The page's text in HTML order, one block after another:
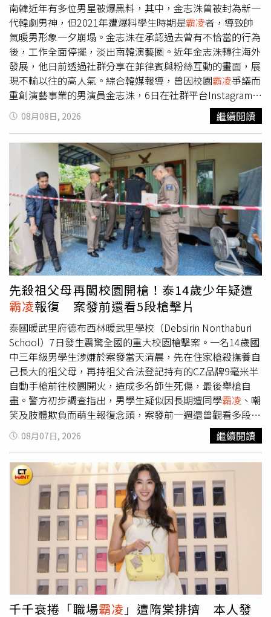
南韓近年有多位男星被爆黑料，其中，金志洙曾被封為新一
代韓劇男神，但2021年遭爆料學生時期是霸凌者，導致帥
氣暖男形象一夕崩塌。金志洙在承認過去曾有不恰當的行為
後，工作全面停擺，淡出南韓演藝圈。近年金志洙轉往海外
發展，他日前透過社群分享在菲律賓與粉絲互動的畫面，展
現不輸以往的高人氣。綜合韓媒報導，曾因校園霸凌爭議而
重創演藝事業的男演員金志洙，6日在社群平台Instagram公
開多張現身菲律賓馬尼拉參加品牌活動的照片；儘管活動當
日天候不佳，但他依舊親切地向現場熱情支持的海外粉絲揮
手致意，並積極配合產品宣傳。看得出來金志洙雖然在南韓
的演藝活動幾乎陷入停擺，在海外市場卻仍保有一定程度的
商業價值與人氣。回顧這起爭議事件，金志洙於2021年拍
攝電視劇《月升之江》期間爆出昔日校園 霸凌醜聞，隨後遭
到劇組撤換。由於該劇不得不更換男主角並全面重拍，製作
公司更向金志洙當時的經紀公司Keyeast提出高達30億韓元
（約新台幣6870萬元）的賠償訴訟。該案經過法院二審審
理，最終判決經紀公司須賠償約8.8億韓元（約新台幣2015
萬元），為這場糾紛畫下句點。而金志洙在結束與經紀公司
Keyeast的專屬合約後，在南韓的演藝活動全面暫停。如今
從金志洙的各大社群能發現，貼文或留言都會以英文與粉絲
互動，看得出他將事業重心放到海外，除了積極經營TikTok
平台外，報導中也透露，他疑似已搬到菲律賓居住。事實
上，金志洙並非首位將事業重心轉向東南亞的韓國藝人。先
前捲入私生活風波的南韓巨星金秀賢，同樣選擇以菲律賓品
牌的代言廣告作為正式重返大眾視野的舞台。菲律賓商業市
場屢次為陷入輿論危機的韓星提供復出機會，顯見「韓流」
在東南亞地區有多盛行。一直以來，南韓社會對藝人道德標
準要求極高，通常在本土形象短時間內難以恢復的情形下，
轉向海外發展已成為爭議藝人突破困境的主要策略。
08月08日, 2026 繼續閱讀
先殺祖父母再闖校園開槍！泰14歲少年疑遭
霸凌報復 案發前還看5段槍擊片
泰國暖武里府德布西林暖武里學校（Debsirin Nonthaburi
School）7日發生震驚全國的重大校園槍擊案。一名14歲國
中三年級男學生涉嫌於案發當天清晨，先在住家槍殺撫養自
己長大的祖父母，再持祖父合法登記持有的CZ品牌9毫米半
自動手槍前往校園開火，造成多名師生死傷，最後舉槍自
盡。警方初步調查指出，男學生疑似因長期遭同學霸凌 、嘲
笑及肢體欺負而萌生報復念頭，案發前一週還曾觀看多段國
外校園槍擊影片，目前已同步從
因素、數位證據、槍枝
取得及心理狀況等方向深入調查，全力釐清真正犯案動機。
警方深入搜索嫌犯住家，除發現祖父母遇害外，也在電腦找
到多段國外校園槍擊影片。綜合泰媒報導，男學生自幼因父
母離異，由祖父母扶養長大，一直與兩位老人同住。根據叔
叔轉述父親及其他家人的說法，男學生平時學業表現不錯，
個性內向、沉默寡言，不太主動與親友交談。祖父母對他的
教育方式一向溫和，從未以成績施加壓力，也幾乎沒有體
罰，希望讓孩子自然成長，因此家人至今仍無法理解悲劇為
何會發生。叔叔表示，每次返家時，看到男學生幾乎都待在
房間玩「麥塊」（當個創世神，Minecraft）等遊戲，從未
看過他玩射擊遊戲，也不曾見過他碰過槍枝，因此得知他涉
案後，全家人都感到十分震驚。警方調查指出，男學生涉嫌
08月07日, 2026 繼續閱讀
千千衰捲「職場霸凌 」遭隋棠排擠 本人發